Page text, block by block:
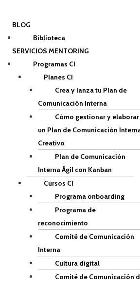
BLOG
Biblioteca
SERVICIOS MENTORING
Programas CI
Planes CI
Crea y lanza tu Plan de
Comunicación Interna
Cómo gestionar y elaborar
un Plan de Comunicación
Creativo
Plan de Comunicación
Interna Ágil con Kanban
Cursos CI
Programa onboarding
Programa de
reconocimiento
Comité de Comunicación
Interna
Cultura digital
Comité de Comunicación